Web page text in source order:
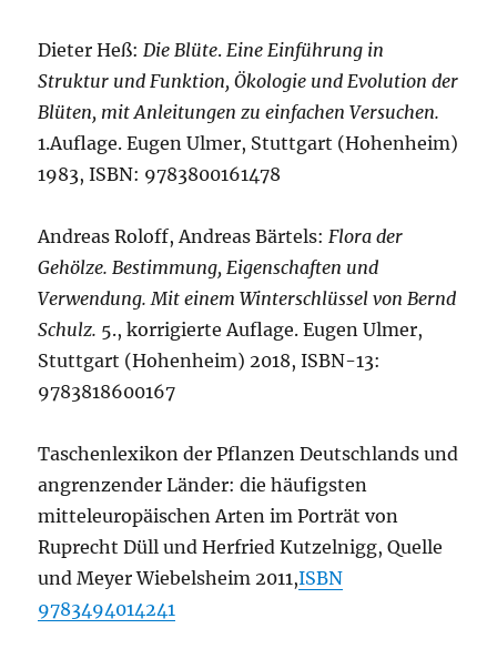
Dieter Heß:Die Blüte. Eine Einführung in
Struktur und Funktion, Ökologie und Evolution der
Blüten, mit Anleitungen zu einfachen Versuchen.
1.Auflage. Eugen Ulmer, Stuttgart (Hohenheim)
1983, ISBN: 9783800161478
Andreas Roloff, Andreas Bärtels:Flora der
Gehölze. Bestimmung, Eigenschaften und
Verwendung. Mit einem Winterschlüssel von Bernd
Schulz. 5., korrigierte Auflage. Eugen Ulmer,
Stuttgart (Hohenheim) 2018, ISBN-13:
9783818600167
Taschenlexikon der Pflanzen Deutschlands und
angrenzender Länder: die häufigsten
mitteleuropäischen Arten im Porträt von
Ruprecht Düll und Herfried Kutzelnigg, Quelle
und Meyer Wiebelsheim 2011,ISBN
9783494014241